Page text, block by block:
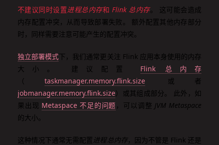
不建议同时设置进程总内存和 Flink 总内存。 这可能会造成
内存配置冲突，从而导致部署失败。 额外配置其他内存部分
时，同样需要注意可能产生的配置冲突。
独立部署模式下，我们通常更关注 Flink 应用本身使用的内存
大小。 建议配置 Flink 总内存
（taskmanager.memory.flink.size 或者
jobmanager.memory.flink.size）或其组成部分。 此外，如
果出现 Metaspace 不足的问题 ，可以调整 JVM Metaspace
的大小。
这种情况下通常无需配置进程总内存，因为不管是 Flink 还是